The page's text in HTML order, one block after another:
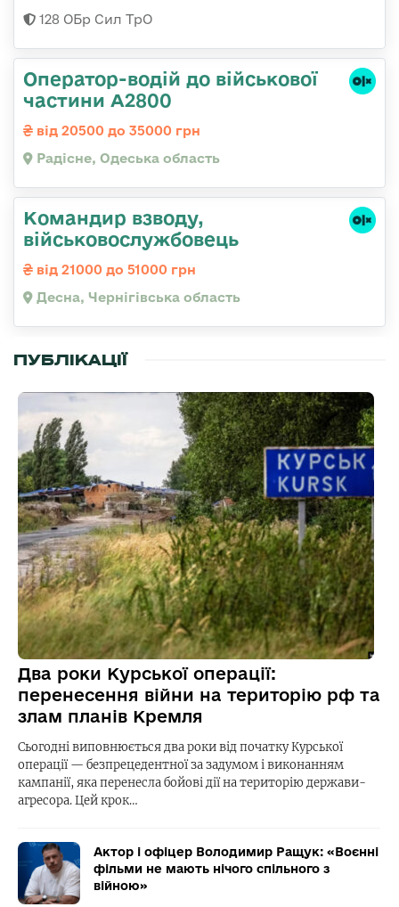
128 ОБр Сил ТрО
Оператор-водій до військової
частини А2800
від 20500 до 35000 грн
Радісне, Одеська область
Командир взводу,
військовослужбовець
від 21000 до 51000 грн
Десна, Чернігівська область
ПУБЛІКАЦІЇ
Два роки Курської операції:
перенесення війни на територію рф та
злам планів Кремля
Сьогодні виповнюється два роки від початку Курської
операції — безпрецедентної за задумом і виконанням
кампанії, яка перенесла бойові дії на територію держави-
агресора. Цей крок…
Актор і офіцер Володимир Ращук: «Воєнні
фільми не мають нічого спільного з
війною»